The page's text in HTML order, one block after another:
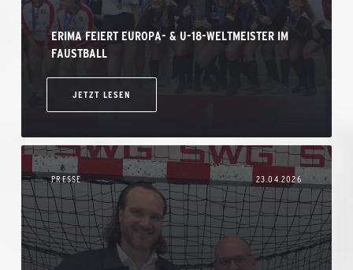
ERIMA FEIERT EUROPA- & U-18-WELTMEISTER IM
FAUSTBALL
JETZT LESEN
PRESSE 23.04.2026